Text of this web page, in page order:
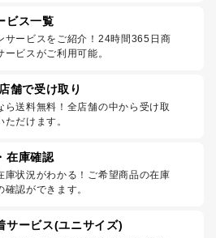
ビス一覧
サービスをご紹介！24時間365日商
ビスがご利用可能。
舗で受け取り
ら送料無料！全店舗の中から受け取
だけます。
在庫確認
庫状況がわかる！ご希望商品の在庫
認ができます。
サービス(ユニサイズ)